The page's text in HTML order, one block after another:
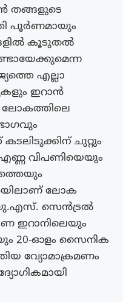
തങ്ങളുടെ
പൂർണമായും
കൂടുതൽ
എല്ലാ
ഇറാൻ
ലോകത്തിലെ
ചുറ്റും
വിപണിയെയും
ലോക
സെൻട്രൽ
ഇറാനിലെയും
20-ഓളം സൈനിക
വ്യോമാക്രമണം